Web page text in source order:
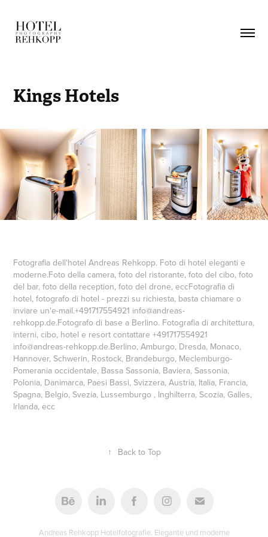
Kings Hotels
Fotografia dell'hotel Andreas Rehkopp. Foto di hotel eleganti e
moderne.Foto della camera, foto del ristorante, foto del cibo, foto
del bar, foto della reception, foto del drone, eccFotografia di
hotel, fotografo di hotel - prezzi su richiesta, basta chiamare o
inviare un'e-mail.+491717554921 info@andreas-
rehkopp.de.Fotografo di base a Berlino. Fotografia di architettura,
interni, cibo, hotel e resort contattare +491717554921
info@andreas-rehkopp.de.Berlino, Amburgo, Dresda, Monaco,
Hannover, Schwerin, Rostock, Brandeburgo, Meclemburgo-
Pomerania occidentale, Bassa Sassonia, Baviera, Sassonia,
Polonia, Danimarca, Paesi Bassi, Svizzera, Austria, Italia, Francia,
Spagna, Belgio, Svezia, Lussemburgo , Inghilterra, Scozia, Galles,
Irlanda, ecc
↑ Back to Top
Andreas Rehkopp Hotelfotografie. Elegante und moderne